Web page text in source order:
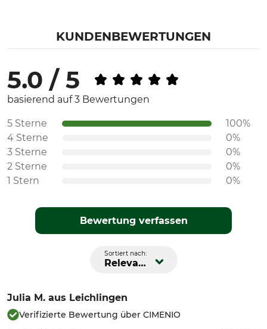
KUNDENBEWERTUNGEN
5.0 / 5
basierend auf 3 Bewertungen
5 Sterne
100%
4 Sterne
0%
3 Sterne
0%
2 Sterne
0%
1 Stern
0%
Bewertung verfassen
Sortiert nach:
Relevanz
Julia M. aus Leichlingen
Verifizierte Bewertung über CIMENIO